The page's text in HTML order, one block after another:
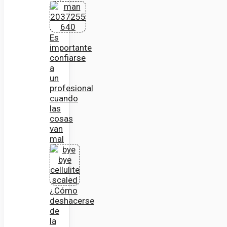
Es
importante
confiarse
a
un
profesional
cuando
las
cosas
van
mal
¿Cómo
deshacerse
de
la